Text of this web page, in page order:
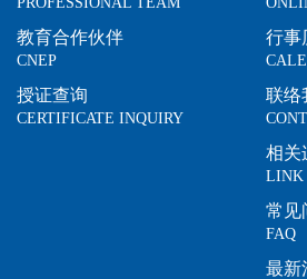
教育合作伙伴
CNEP
授证查询
CERTIFICATE INQUIRY
行事
联络
相关
LINK
常见
FAQ
最新